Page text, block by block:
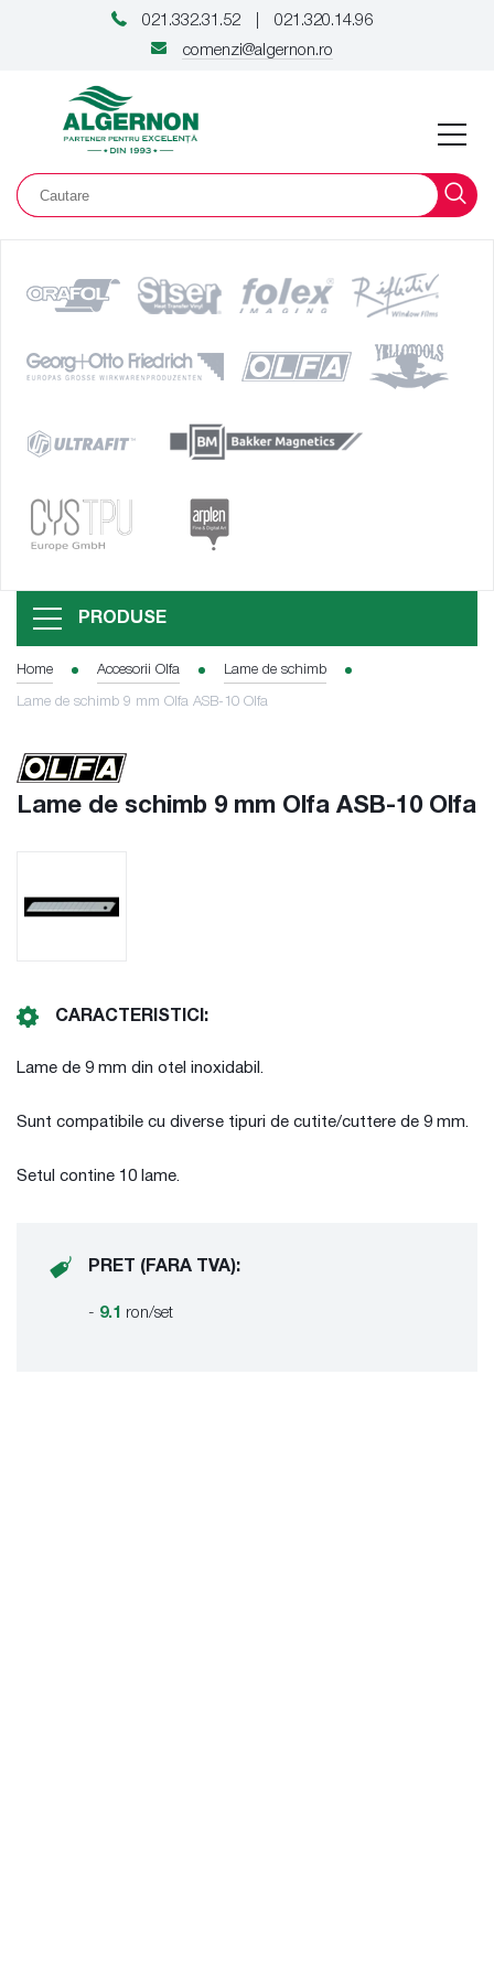
021.332.31.52
021.320.14.96
comenzi@algernon.ro
PRODUSE
Home Accesorii Olfa Lame de schimb
Lame de schimb 9 mm Olfa ASB-10 Olfa
Lame de schimb 9 mm Olfa ASB-10 Olfa
CARACTERISTICI:
Lame de 9 mm din otel inoxidabil.
Sunt compatibile cu diverse tipuri de cutite/cuttere de 9 mm.
Setul contine 10 lame.
PRET (FARA TVA):
- 9.1 ron/set